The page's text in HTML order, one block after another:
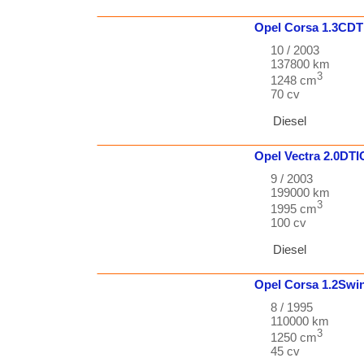
Opel Corsa
10 / 2003
137800 km
1248 cm3
70 cv
Diesel
Opel Vectra
9 / 2003
199000 km
1995 cm3
100 cv
Diesel
Opel Corsa
8 / 1995
110000 km
1250 cm3
45 cv